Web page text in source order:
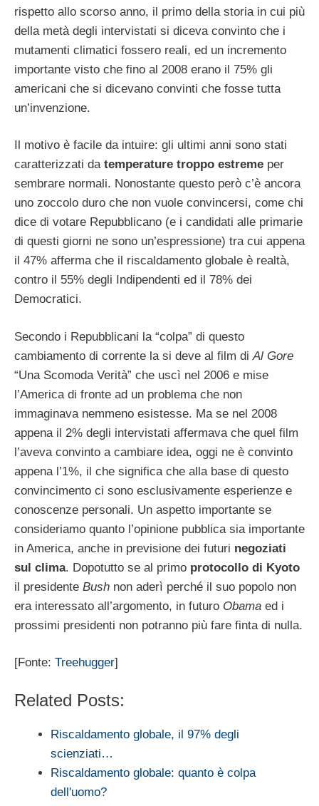
rispetto allo scorso anno, il primo della storia in cui più
della metà degli intervistati si diceva convinto che i
mutamenti climatici fossero reali, ed un incremento
importante visto che fino al 2008 erano il 75% gli
americani che si dicevano convinti che fosse tutta
un’invenzione.
Il motivo è facile da intuire: gli ultimi anni sono stati
caratterizzati da temperature troppo estreme per
sembrare normali. Nonostante questo però c’è ancora
uno zoccolo duro che non vuole convincersi, come chi
dice di votare Repubblicano (e i candidati alle primarie
di questi giorni ne sono un’espressione) tra cui appena
il 47% afferma che il riscaldamento globale è realtà,
contro il 55% degli Indipendenti ed il 78% dei
Democratici.
Secondo i Repubblicani la “colpa” di questo
cambiamento di corrente la si deve al film di Al Gore
“Una Scomoda Verità” che uscì nel 2006 e mise
l’America di fronte ad un problema che non
immaginava nemmeno esistesse. Ma se nel 2008
appena il 2% degli intervistati affermava che quel film
l’aveva convinto a cambiare idea, oggi ne è convinto
appena l’1%, il che significa che alla base di questo
convincimento ci sono esclusivamente esperienze e
conoscenze personali. Un aspetto importante se
consideriamo quanto l’opinione pubblica sia importante
in America, anche in previsione dei futuri negoziati
sul clima. Dopotutto se al primo protocollo di Kyoto
il presidente Bush non aderì perché il suo popolo non
era interessato all’argomento, in futuro Obama ed i
prossimi presidenti non potranno più fare finta di nulla.
[Fonte: Treehugger]
Related Posts:
Riscaldamento globale, il 97% degli
scienziati…
Riscaldamento globale: quanto è colpa
dell'uomo?